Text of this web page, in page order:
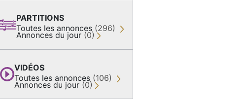
PARTITIONS
Toutes les annonces (296)
Annonces du jour (0)
VIDÉOS
Toutes les annonces (106)
Annonces du jour (0)